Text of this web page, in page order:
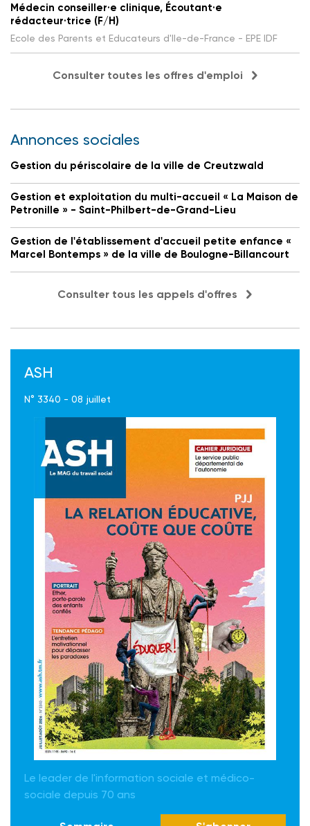
Médecin conseiller·e clinique, Écoutant·e
rédacteur·trice (F/H)
Ecole des Parents et Educateurs d'Ile-de-France - EPE IDF
Consulter toutes les offres d'emploi
Annonces sociales
Gestion du périscolaire de la ville de Creutzwald
Gestion et exploitation du multi-accueil « La Maison de
Petronille » - Saint-Philbert-de-Grand-Lieu
Gestion de l'établissement d'accueil petite enfance «
Marcel Bontemps » de la ville de Boulogne-Billancourt
Consulter tous les appels d'offres
ASH
N° 3340 - 08 juillet
Le leader de l'information sociale et médico-
sociale depuis 70 ans